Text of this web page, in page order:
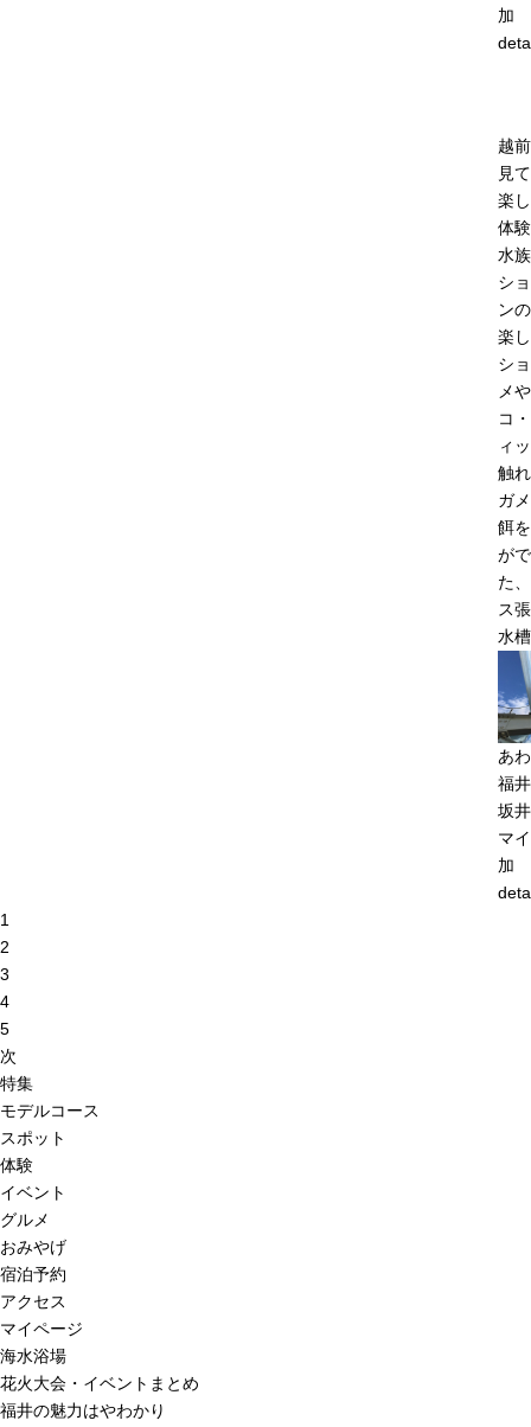
加
越
見
楽
体
水
シ
ン
楽
シ
メ
コ
ィ
触
ガ
餌
が
た
ス
水
あ
福
坂
マ
加
1
2
3
4
5
次
特集
モデルコース
スポット
体験
イベント
グルメ
おみやげ
宿泊予約
アクセス
マイページ
海水浴場
花火大会・イベントまとめ
福井の魅力はやわかり